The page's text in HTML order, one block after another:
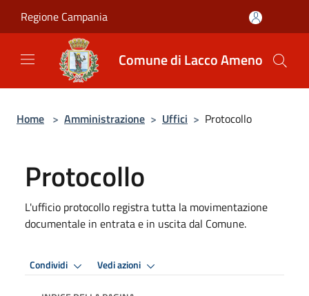
Regione Campania
Comune di Lacco Ameno
Home > Amministrazione > Uffici > Protocollo
Protocollo
L'ufficio protocollo registra tutta la movimentazione
documentale in entrata e in uscita dal Comune.
Condividi Vedi azioni